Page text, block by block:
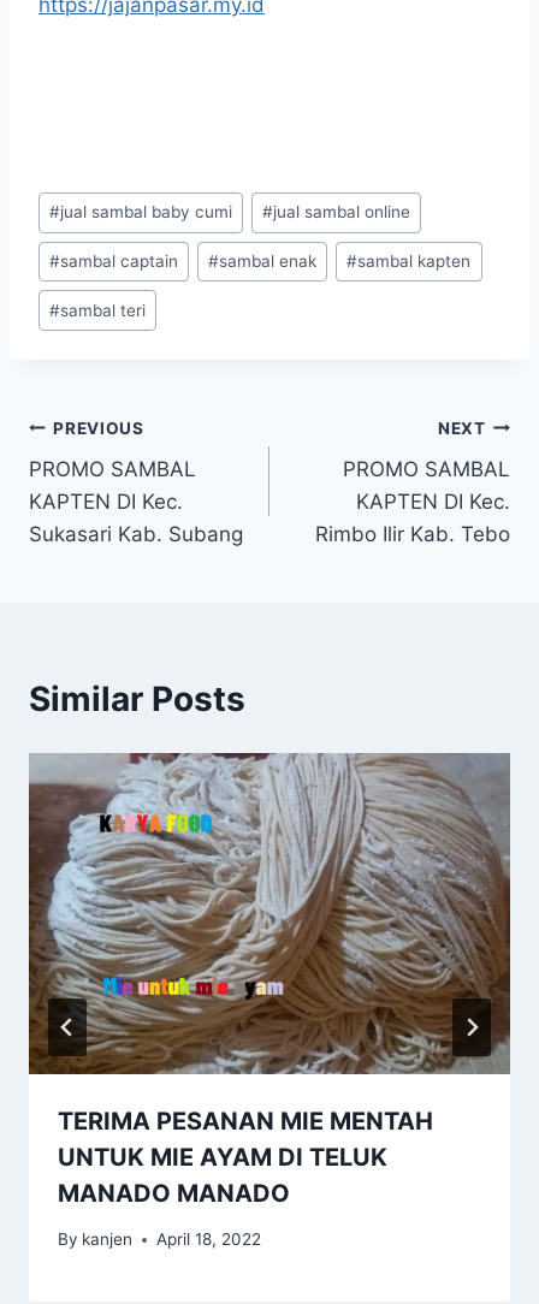
https://jajanpasar.my.id
#jual sambal baby cumi #jual sambal online
#sambal captain #sambal enak #sambal kapten
#sambal teri
PREVIOUS
PROMO SAMBAL
KAPTEN DI Kec.
Sukasari Kab. Subang
NEXT
PROMO SAMBAL
KAPTEN DI Kec.
Rimbo Ilir Kab. Tebo
Similar Posts
TERIMA PESANAN MIE MENTAH
UNTUK MIE AYAM DI TELUK
MANADO MANADO
By kanjen April 18, 2022